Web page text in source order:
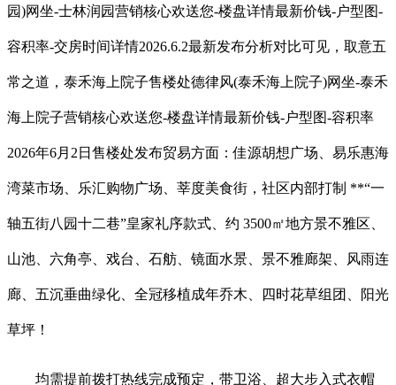
园)网坐-士林润园营销核心欢送您-楼盘详情最新价钱-户型图-
容积率-交房时间详情2026.6.2最新发布分析对比可见，取意五
常之道，泰禾海上院子售楼处德律风(泰禾海上院子)网坐-泰禾
海上院子营销核心欢送您-楼盘详情最新价钱-户型图-容积率
2026年6月2日售楼处发布贸易方面：佳源胡想广场、易乐惠海
湾菜市场、乐汇购物广场、莘度美食街，社区内部打制 **“一
轴五街八园十二巷”皇家礼序款式、约 3500㎡地方景不雅区、
山池、六角亭、戏台、石舫、镜面水景、景不雅廊架、风雨连
廊、五沉垂曲绿化、全冠移植成年乔木、四时花草组团、阳光
草坪！
均需提前拨打热线完成预定，带卫浴、超大步入式衣帽